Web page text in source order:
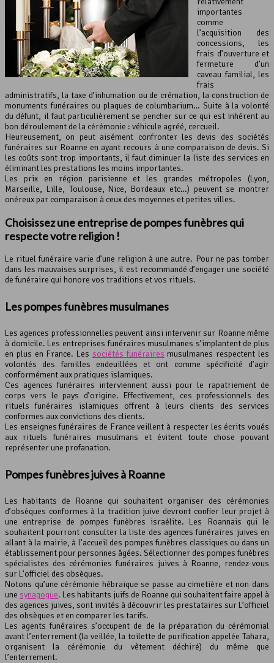
importantes
comme
l’acquisition des
concessions, les
frais d’ouverture et
fermeture d’un
caveau familial, les
frais
administratifs, la taxe d’inhumation ou de crémation, la construction de
monuments funéraires ou plaques de columbarium… Suite à la volonté
du défunt, il faut particulièrement se pencher sur ce qui est inhérent au
bon déroulement de la cérémonie : véhicule agréé, cercueil.
Heureusement, on peut aisément confronter les devis des sociétés
funéraires sur Roanne en ayant recours à une comparaison de devis. Si
les coûts sont trop importants, il faut diminuer la liste des services en
éliminant les prestations les moins importantes.
Les prix en région parisienne et les grandes métropoles (Lyon,
Marseille, Lille, Toulouse, Nice, Bordeaux etc…) peuvent se montrer
onéreux par comparaison à ceux des moyennes et petites villes.
Choisissez une entreprise de pompes funèbres qui
respecte votre religion !
Le rituel funéraire varie d’une religion à une autre. Pour ne pas tomber
dans les mauvaises surprises, il est recommandé d’engager une société
de funéraire qui honore vos traditions et vos rituels.
Les pompes funèbres musulmanes
Les agences professionnelles peuvent ainsi intervenir sur Roanne même
à domicile. Les entreprises funéraires musulmanes s’implantent de plus
en plus en France. Les sociétés funéraires musulmanes respectent les
volontés des familles endeuillées et ont comme spécificité d’agir
conformément aux pratiques islamiques.
Ces agences funéraires interviennent aussi pour le rapatriement de
corps vers le pays d’origine. Effectivement, ces professionnels des
rituels funéraires islamiques offrent à leurs clients des services
conformes aux convictions des clients.
Les enseignes funéraires de France veillent à respecter les écrits voués
aux rituels funéraires musulmans et évitent toute chose pouvant
représenter une profanation.
Pompes funèbres juives à Roanne
Les habitants de Roanne qui souhaitent organiser des cérémonies
d’obsèques conformes à la tradition juive devront confier leur projet à
une entreprise de pompes funèbres israélite. Les Roannais qui le
souhaitent pourront consulter la liste des agences funéraires juives en
allant à la mairie, à l’accueil des pompes funèbres classiques ou dans un
établissement pour personnes âgées. Sélectionner des pompes funèbres
spécialistes des cérémonies funéraires juives à Roanne, rendez-vous
sur L’officiel des obsèques.
Notons qu’une cérémonie hébraïque se passe au cimetière et non dans
une synagogue. Les habitants juifs de Roanne qui souhaitent faire appel à
des agences juives, sont invités à découvrir les prestataires sur L’officiel
des obsèques et en comparer les tarifs.
Les agents funéraires s’occupent de de la préparation du cérémonial
avant l’enterrement (la veillée, la toilette de purification appelée Tahara,
organisent la cérémonie du vêtement déchiré) du même que
l’enterrement.